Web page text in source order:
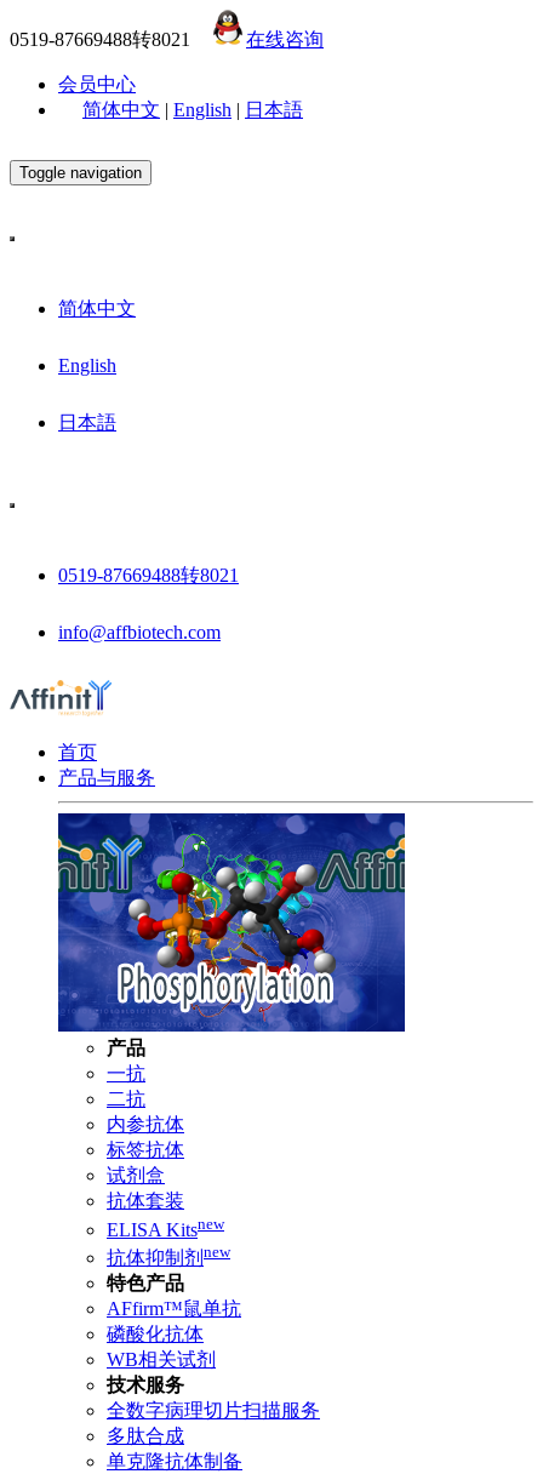
0519-87669488转8021 在线咨询
会员中心
简体中文 | English | 日本語
Toggle navigation
简体中文
English
日本語
0519-87669488转8021
info@affbiotech.com
首页
产品与服务
产品
一抗
二抗
内参抗体
标签抗体
试剂盒
抗体套装
ELISA Kitsnew
抗体抑制剂 new
特色产品
AFfirm™鼠单抗
磷酸化抗体
WB相关试剂
技术服务
全数字病理切片扫描服务
多肽合成
单克隆抗体制备